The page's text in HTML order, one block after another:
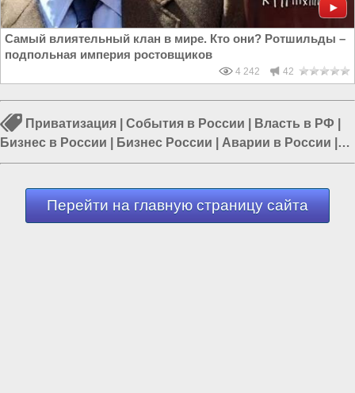
Самый влиятельный клан в мире. Кто они? Ротшильды –
подпольная империя ростовщиков
4 242 42
Приватизация События в России Власть в РФ
Бизнес в России
Бизнес России Аварии в России
Происшествия в России
Перейти на главную страницу сайта